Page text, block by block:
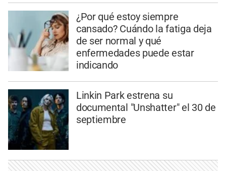
¿Por qué estoy siempre
cansado? Cuándo la fatiga deja
de ser normal y qué
enfermedades puede estar
indicando
Linkin Park estrena su
documental "Unshatter" el 30 de
septiembre